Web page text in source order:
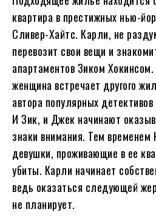
квартира в престижных нью-
Сливер-Хайтс. Карли, не
перевозит свои вещи и
апартаментов Зиком
женщина встречает другого
автора популярных
И Зик, и Джек начинают
знаки внимания. Тем временем
девушки, проживающие в ее
убиты. Карли начинает
ведь оказаться следующей
не планирует.